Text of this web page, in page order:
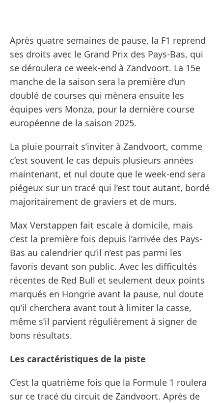
Après quatre semaines de pause, la F1 reprend
ses droits avec le Grand Prix des Pays-Bas, qui
se déroulera ce week-end à Zandvoort. La 15e
manche de la saison sera la première d’un
doublé de courses qui mènera ensuite les
équipes vers Monza, pour la dernière course
européenne de la saison 2025.
La pluie pourrait s’inviter à Zandvoort, comme
c’est souvent le cas depuis plusieurs années
maintenant, et nul doute que le week-end sera
piégeux sur un tracé qui l’est tout autant, bordé
majoritairement de graviers et de murs.
Max Verstappen fait escale à domicile, mais
c’est la première fois depuis l’arrivée des Pays-
Bas au calendrier qu’il n’est pas parmi les
favoris devant son public. Avec les difficultés
récentes de Red Bull et seulement deux points
marqués en Hongrie avant la pause, nul doute
qu’il cherchera avant tout à limiter la casse,
même s’il parvient régulièrement à signer de
bons résultats.
Les caractéristiques de la piste
C’est la quatrième fois que la Formule 1 roulera
sur ce tracé du circuit de Zandvoort. Après de